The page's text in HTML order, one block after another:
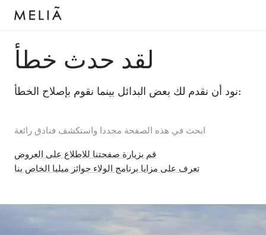
لقد حدث خطأ
نود أن نقدم لك بعض البدائل بينما نقوم بإصلاح الخطأ:
ابحث في هذه الصفحة مجددا واستكشف فنادق رائعة
قم بزيارة صفحتنا للاطلاع على العروض
تعرف على مزايا برنامج الولاء جوائز ميليا الخاص بنا